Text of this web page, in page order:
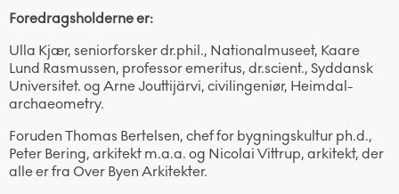
Foredragsholderne er:
Ulla Kjær, seniorforsker dr.phil., Nationalmuseet, Kaare
Lund Rasmussen, professor emeritus, dr.scient., Syddansk
Universitet. og Arne Jouttijärvi, civilingeniør, Heimdal-
archaeometry.
Foruden Thomas Bertelsen, chef for bygningskultur ph.d.,
Peter Bering, arkitekt m.a.a. og Nicolai Vittrup, arkitekt, der
alle er fra Over Byen Arkitekter.